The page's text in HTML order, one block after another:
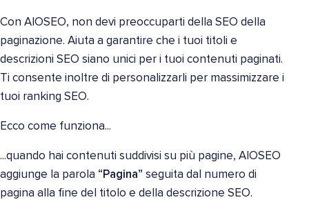
Con AIOSEO, non devi preoccuparti della SEO della
paginazione. Aiuta a garantire che i tuoi titoli e
descrizioni SEO siano unici per i tuoi contenuti paginati.
Ti consente inoltre di personalizzarli per massimizzare i
tuoi ranking SEO.
Ecco come funziona...
...quando hai contenuti suddivisi su più pagine, AIOSEO
aggiunge la parola “Pagina” seguita dal numero di
pagina alla fine del titolo e della descrizione SEO.